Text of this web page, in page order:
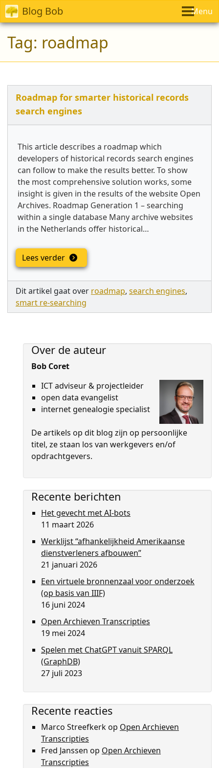
Blog Bob Menu
Tag: roadmap
Roadmap for smarter historical records
search engines
This article describes a roadmap which
developers of historical records search engines
can follow to make the results better. To show
the most comprehensive solution works, some
insight is given in the results of the website Open
Archives. Roadmap Generation 1 – searching
within a single database Many archive websites
in the Netherlands offer historical…
Lees verder
Dit artikel gaat over roadmap, search engines,
smart re-searching
Over de auteur
Bob Coret
ICT adviseur & projectleider
open data evangelist
internet genealogie specialist
De artikels op dit blog zijn op persoon­lijke
titel, ze staan los van werkgevers en/of
opdrachtgevers.
Recente berichten
Het gevecht met AI-bots
11 maart 2026
Werklijst “afhankelijkheid Amerikaanse
dienstverleners afbouwen”
21 januari 2026
Een virtuele bronnenzaal voor onderzoek
(op basis van IIIF)
16 juni 2024
Open Archieven Transcripties
19 mei 2024
Spelen met ChatGPT vanuit SPARQL
(GraphDB)
27 juli 2023
Recente reacties
Marco Streefkerkop Open Archieven
Transcripties
Fred Janssen op Open Archieven
Transcripties